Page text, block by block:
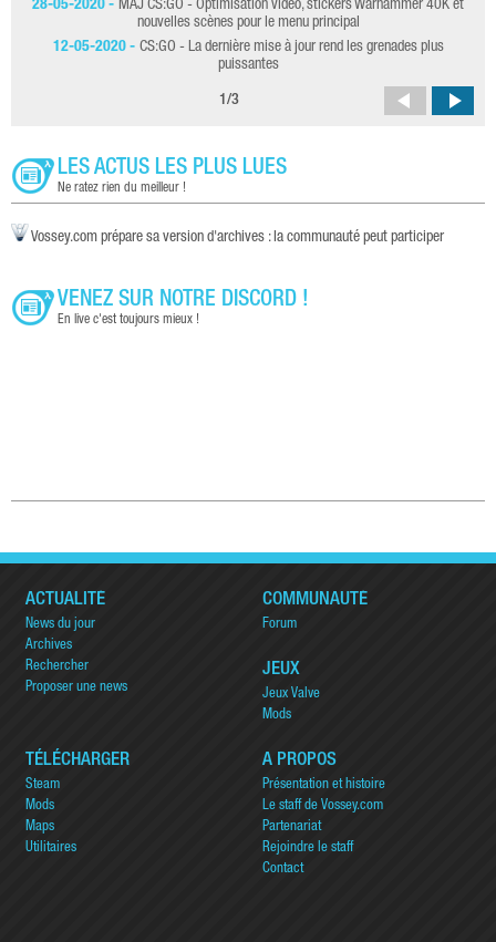
28-05-2020 - MAJ CS:GO - Optimisation vidéo, stickers Warhammer 40K et
nouvelles scènes pour le menu principal
12-05-2020 - CS:GO - La dernière mise à jour rend les grenades plus
puissantes
1/3
LES ACTUS LES PLUS LUES
Ne ratez rien du meilleur !
Vossey.com prépare sa version d'archives : la communauté peut participer
VENEZ SUR NOTRE DISCORD !
En live c'est toujours mieux !
ACTUALITÉ
News du jour
Archives
Rechercher
Proposer une news
COMMUNAUTÉ
Forum
JEUX
Jeux Valve
Mods
TÉLÉCHARGER
Steam
Mods
Maps
Utilitaires
A PROPOS
Présentation et histoire
Le staff de Vossey.com
Partenariat
Rejoindre le staff
Contact